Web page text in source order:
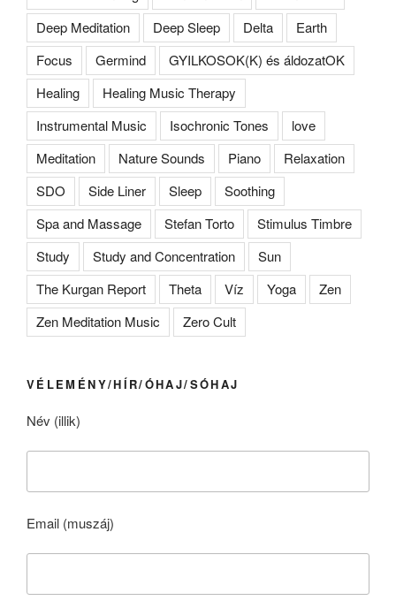
Deep Meditation
Deep Sleep Delta
Earth
Focus
Germind
GYILKOSOK(K) és áldozatOK
Healing
Healing Music Therapy
Instrumental Music
Isochronic Tones
love
Meditation
Nature Sounds Piano
Relaxation
SDO
Side Liner Sleep
Soothing
Spa and Massage
Stefan Torto
Stimulus Timbre
Study
Study and Concentration
Sun
The Kurgan Report
Theta Víz Yoga
Zen
Zen Meditation Music
Zero Cult
VÉLEMÉNY/HÍR/ÓHAJ/SÓHAJ
Név (illik)
Email (muszáj)